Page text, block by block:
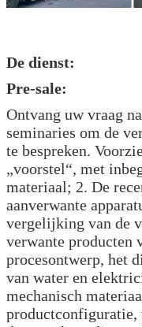
De dienst:
Pre-sale:
Ontvang uw vraag
seminaries om de
te bespreken.
„voorstel“, met
materiaal; 2. De
aanverwante
vergelijking van de
verwante producten
procesontwerp, het
van water en
mechanisch
productconfiguratie,